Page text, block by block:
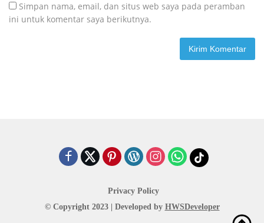
Simpan nama, email, dan situs web saya pada peramban
ini untuk komentar saya berikutnya.
Privacy Policy
© Copyright 2023 | Developed by HWSDeveloper